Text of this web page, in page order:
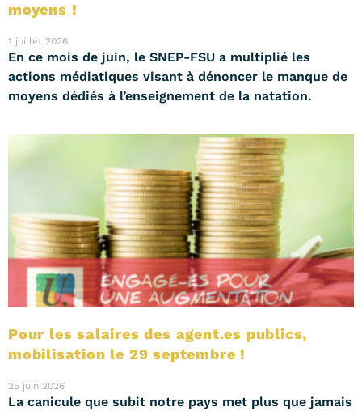
moyens !
1 juillet 2026
En ce mois de juin, le SNEP-FSU a multiplié les
actions médiatiques visant à dénoncer le manque de
moyens dédiés à l’enseignement de la natation.
Pour les salaires des agent.es publics,
mobilisation le 29 septembre !
25 juin 2026
La canicule que subit notre pays met plus que jamais